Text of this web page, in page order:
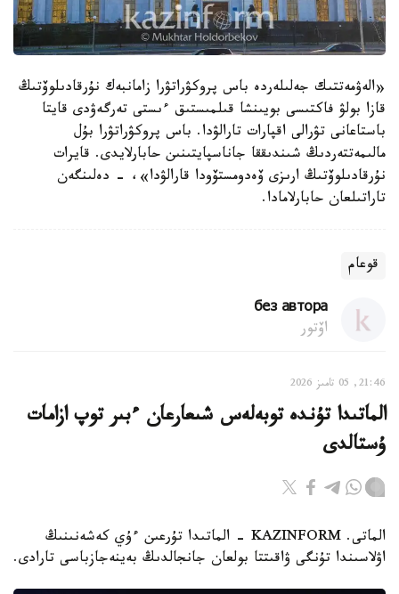
«الەۋمەتتىك جەلىلەردە باس پروكۋراتۋرا زامانبەك نۇرقادىلوۆتىڭ
قازا بولۋ فاكتىسى بويىنشا قىلمىستىق ءىستى تەرگەۋدى قايتا
باستاعانى تۋرالى اقپارات تارالۋدا. باس پروكۋراتۋرا بۇل
مالىمەتتەردىڭ شىندىققا جاناسپايتىنىن حابارلايدى. قايرات
نۇرقادىلوۆتىڭ ارىزى ۆەدومستۆودا قارالۋدا»، - دەلىنگەن
تاراتىلعان حابارلامادا.
قوعام
без автора
اۆتور
21:46, 05 تامىز 2026
الماتىدا تۇندە توبەلەس شىعارعان ءبىر توپ ازامات
ۇستالدى
الماتى. KAZINFORM - الماتىدا تۇرعىن ءۇي كەشەنىنىڭ
اۋلاسىندا تۇنگى ۋاقىتتا بولعان جانجالدىڭ بەينەجازباسى تارادى.